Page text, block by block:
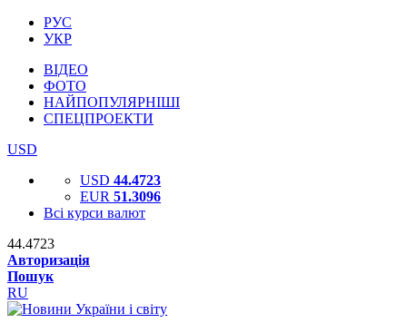
РУС
УКР
ВІДЕО
ФОТО
НАЙПОПУЛЯРНІШІ
СПЕЦПРОЕКТИ
USD
USD 44.4723
EUR 51.3096
Всі курси валют
44.4723
Авторизація
Пошук
RU